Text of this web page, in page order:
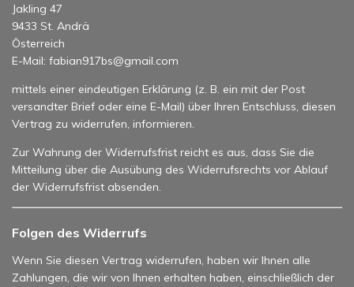
Jakling 47
9433 St. Andrä
Österreich
E-Mail: fabian917bs@gmail.com
mittels einer eindeutigen Erklärung (z. B. ein mit der Post
versandter Brief oder eine E-Mail) über Ihren Entschluss, diesen
Vertrag zu widerrufen, informieren.
Zur Wahrung der Widerrufsfrist reicht es aus, dass Sie die
Mitteilung über die Ausübung des Widerrufsrechts vor Ablauf
der Widerrufsfrist absenden.
Folgen des Widerrufs
Wenn Sie diesen Vertrag widerrufen, haben wir Ihnen alle
Zahlungen, die wir von Ihnen erhalten haben, einschließlich der